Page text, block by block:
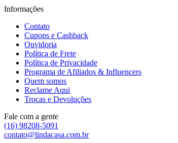
Informações
Contato
Cupons e Cashback
Ouvidoria
Política de Frete
Política de Privacidade
Programa de Afiliados & Influencers
Quem somos
Reclame Aqui
Trocas e Devoluções
Fale com a gente
(16) 98208-5091
contato@lindacasa.com.br